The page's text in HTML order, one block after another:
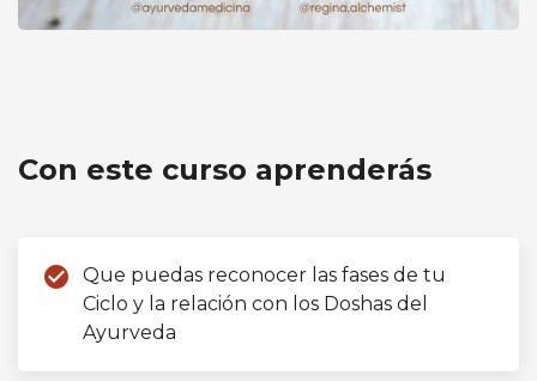
Con este curso aprenderás
check_circle
Que puedas reconocer las fases de tu
Ciclo y la relación con los Doshas del
Ayurveda